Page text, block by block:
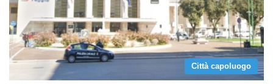
Città capoluogo